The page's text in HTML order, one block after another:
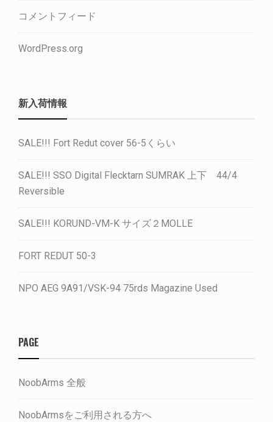
コメントフィード
WordPress.org
新入荷情報
SALE!!! Fort Redut cover 56-5くらい
SALE!!! SSO Digital Flecktarn SUMRAK 上下 44/4
Reversible
SALE!!! KORUND-VM-K サイズ２MOLLE
FORT REDUT 50-3
NPO AEG 9A91/VSK-94 75rds Magazine Used
PAGE
NoobArms 全般
NoobArmsをご利用される方へ